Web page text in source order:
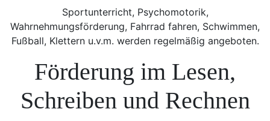
Sportunterricht, Psychomotorik,
Wahrnehmungsförderung, Fahrrad fahren, Schwimmen,
Fußball, Klettern u.v.m. werden regelmäßig angeboten.
Förderung im Lesen,
Schreiben und Rechnen